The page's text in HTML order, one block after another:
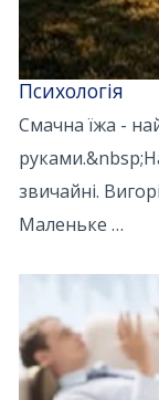
Психологія
Смачна їжа -
звичайні.
Маленьке …